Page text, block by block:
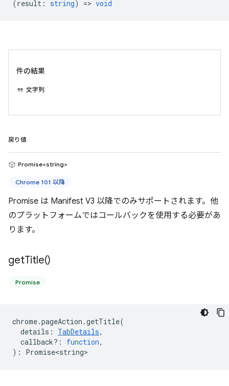
(result : string) => void
件の結果
文字列
戻り値
Promise<string>
Chrome 101 以降
Promise は Manifest V3 以降でのみサポートされます。他
のプラットフォームではコールバックを使用する必要があ
ります。
getTitle()
Promise
chrome.pageAction .getTitle(
details : TabDetails,
callback? : function,
) : Promise<string>